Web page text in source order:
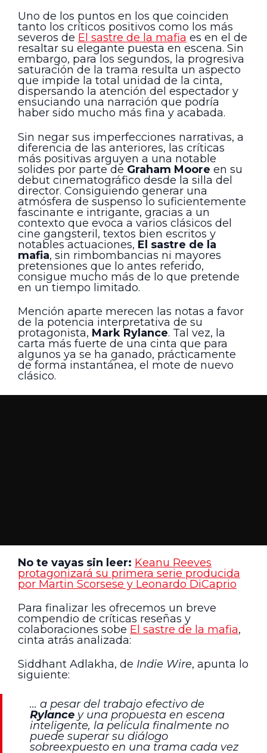
Uno de los puntos en los que coinciden
tanto los críticos positivos como los más
severos de El sastre de la mafia es en el de
resaltar su elegante puesta en escena. Sin
embargo, para los segundos, la progresiva
saturación de la trama resulta un aspecto
que impide la total unidad de la cinta,
dispersando la atención del espectador y
ensuciando una narración que podría
haber sido mucho más fina y acabada.
Sin negar sus imperfecciones narrativas, a
diferencia de las anteriores, las críticas
más positivas arguyen a una notable
solides por parte de Graham Moore en su
debut cinematográfico desde la silla del
director. Consiguiendo generar una
atmósfera de suspenso lo suficientemente
fascinante e intrigante, gracias a un
contexto que evoca a varios clásicos del
cine gangsteril, textos bien escritos y
notables actuaciones, El sastre de la
mafia, sin rimbombancias ni mayores
pretensiones que lo antes referido,
consigue mucho más de lo que pretende
en un tiempo limitado.
Mención aparte merecen las notas a favor
de la potencia interpretativa de su
protagonista, Mark Rylance. Tal vez, la
carta más fuerte de una cinta que para
algunos ya se ha ganado, prácticamente
de forma instantánea, el mote de nuevo
clásico.
No te vayas sin leer: Keanu Reeves
protagonizará su primera serie producida
por Martin Scorsese y Leonardo DiCaprio
Para finalizar les ofrecemos un breve
compendio de críticas reseñas y
colaboraciones sobe El sastre de la mafia,
cinta atrás analizada:
Siddhant Adlakha, de Indie Wire, apunta lo
siguiente:
… a pesar del trabajo efectivo de
Rylance y una propuesta en escena
inteligente, la película finalmente no
puede superar su diálogo
sobreexpuesto en una trama cada vez